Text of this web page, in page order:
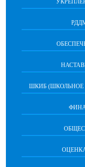
ШКИБ (ШКОЛЬНОЕ